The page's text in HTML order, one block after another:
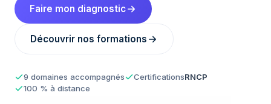
Faire mon diagnostic
Découvrir nos formations
9 domaines accompagnés CertificationsRNCP
100 % à distance